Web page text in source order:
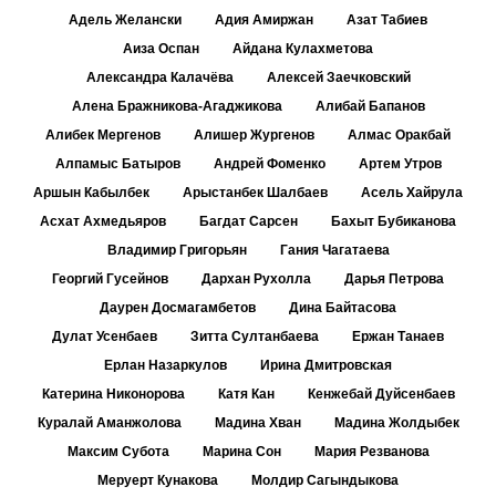
Адель Желански
Адия Амиржан
Азат Табиев
Аиза Оспан
Айдана Кулахметова
Александра Калачёва
Алексей Заечковский
Алена Бражникова-Агаджикова
Алибай Бапанов
Алибек Мергенов
Алишер Жургенов
Алмас Оракбай
Алпамыс Батыров
Андрей Фоменко
Артем Утров
Аршын Кабылбек
Арыстанбек Шалбаев
Асель Хайрула
Асхат Ахмедьяров
Багдат Сарсен
Бахыт Бубиканова
Владимир Григорьян
Гания Чагатаева
Георгий Гусейнов
Дархан Рухолла
Дарья Петрова
Даурен Досмагамбетов
Дина Байтасова
Дулат Усенбаев
Зитта Султанбаева
Ержан Танаев
Ерлан Назаркулов
Ирина Дмитровская
Катерина Никонорова
Катя Кан
Кенжебай Дуйсенбаев
Куралай Аманжолова
Мадина Хван
Мадина Жолдыбек
Максим Субота
Марина Сон
Мария Резванова
Меруерт Кунакова
Молдир Сагындыкова